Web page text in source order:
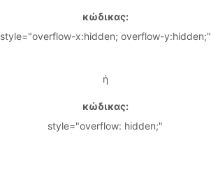
κώδικας:
style="overflow-x:hidden; overflow-y:hidden;"
ή
κώδικας:
style="overflow: hidden;"